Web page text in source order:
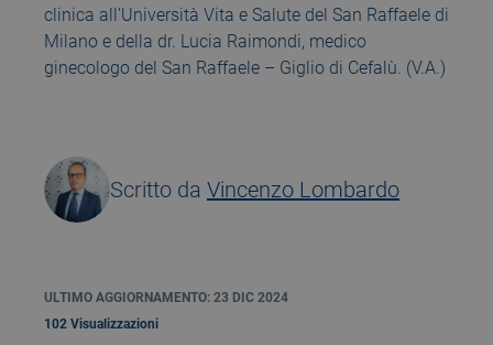
clinica all’Università Vita e Salute del San Raffaele di
Milano e della dr. Lucia Raimondi, medico
ginecologo del San Raffaele – Giglio di Cefalù. (V.A.)
Scritto da Vincenzo Lombardo
ULTIMO AGGIORNAMENTO: 23 DIC 2024
102 Visualizzazioni